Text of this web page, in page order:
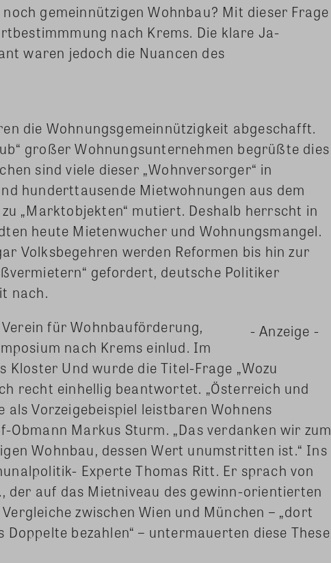
gemeinnützigen Wohnbau? Mit dieser Frage
nach Krems. Die klare Ja-
waren jedoch die Nuancen des
die Wohnungsgemeinnützigkeit abgeschafft.
großer Wohnungsunternehmen begrüßte dies
sind viele dieser „Wohnversorger“ in
hunderttausende Mietwohnungen aus dem
„Marktobjekten“ mutiert. Deshalb herrscht in
heute Mietenwucher und Wohnungsmangel.
Volksbegehren werden Reformen bis hin zur
gefordert, deutsche Politiker
nach.
- Anzeige -
für Wohnbauförderung,
nach Krems einlud. Im
Kloster Und wurde die Titel-Frage „Wozu
recht einhellig beantwortet. „Österreich und
als Vorzeigebeispiel leistbaren Wohnens
Obmann Markus Sturm. „Das verdanken wir zum
Wohnbau, dessen Wert unumstritten ist.“ Ins
Experte Thomas Ritt. Er sprach von
der auf das Mietniveau des gewinn-orientierten
zwischen Wien und München – „dort
bezahlen“ – untermauerten diese These